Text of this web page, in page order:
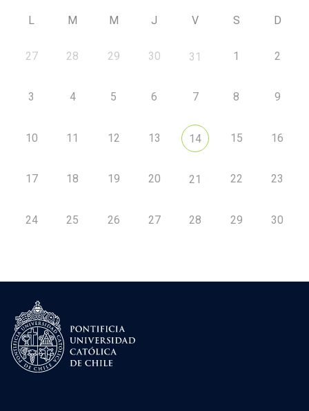
L M M J V S D
27 28 29 30 31 1 2
3 4 5 6 7 8 9
10 11 12 13 14 15 16
17 18 19 20 21 22 23
24 25 26 27 28 29 30